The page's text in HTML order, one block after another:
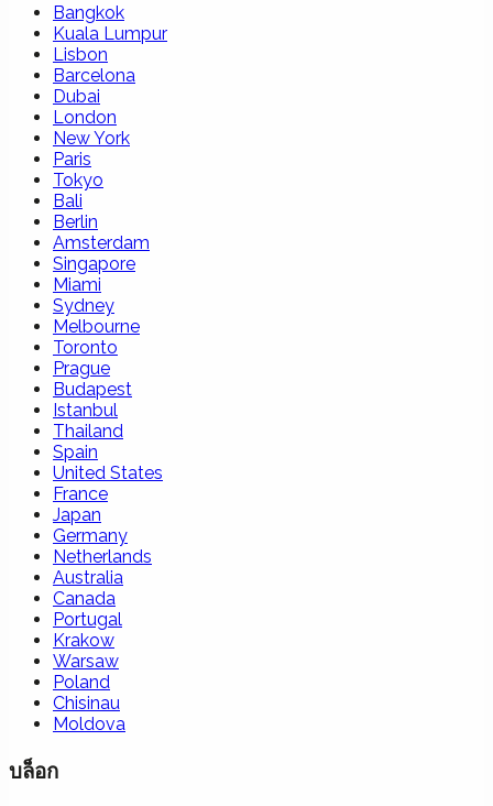
Bangkok
Kuala Lumpur
Lisbon
Barcelona
Dubai
London
New York
Paris
Tokyo
Bali
Berlin
Amsterdam
Singapore
Miami
Sydney
Melbourne
Toronto
Prague
Budapest
Istanbul
Thailand
Spain
United States
France
Japan
Germany
Netherlands
Australia
Canada
Portugal
Krakow
Warsaw
Poland
Chisinau
Moldova
บล็อก